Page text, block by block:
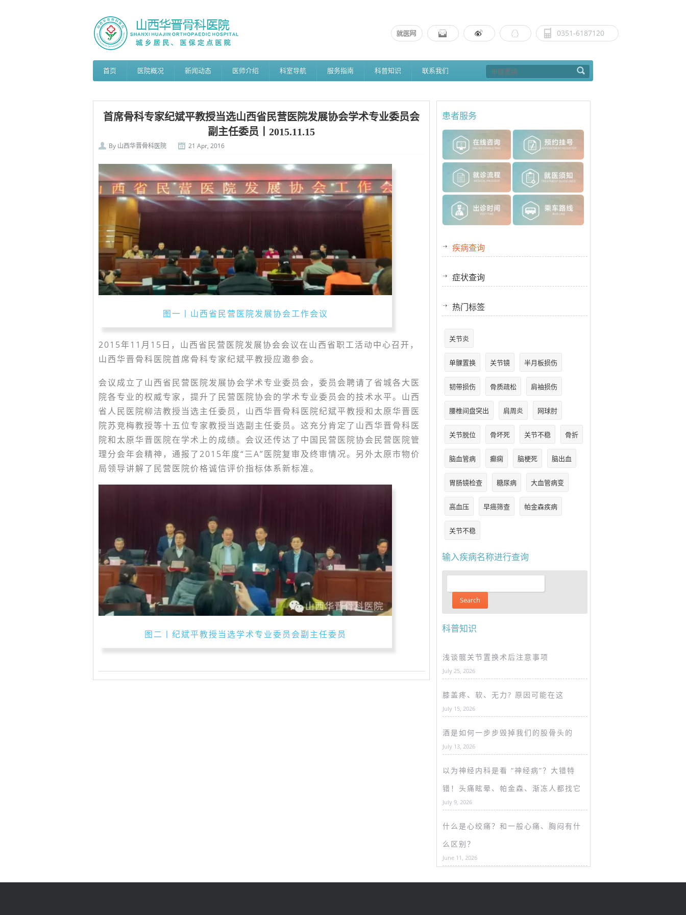
0351-6187120
首页 医院概况 新闻动态 医师介绍 科室导航 服务指南 科普知识 联系我们
首席骨科专家纪斌平教授当选山西省民营医院发展协会学术专业委员会
副主任委员丨2015.11.15
By 山西华晋骨科医院 21 Apr, 2016
图一丨山西省民营医院发展协会工作会议
2015年11月15日，山西省民营医院发展协会会议在山西省职工活动中心召开，
山西华晋骨科医院首席骨科专家纪斌平教授应邀参会。
会议成立了山西省民营医院发展协会学术专业委员会，委员会聘请了省城各大医
院各专业的权威专家，提升了民营医院协会的学术专业委员会的技术水平。山西
省人民医院柳洁教授当选主任委员，山西华晋骨科医院纪斌平教授和太原华晋医
院苏竞梅教授等十五位专家教授当选副主任委员。这充分肯定了山西华晋骨科医
院和太原华晋医院在学术上的成绩。会议还传达了中国民营医院协会民营医院管
理分会年会精神，通报了2015年度“三A”医院复审及终审情况。另外太原市物价
局领导讲解了民营医院价格诚信评价指标体系新标准。
图二丨纪斌平教授当选学术专业委员会副主任委员
患者服务
疾病查询
症状查询
热门标签
关节炎
单髁置换 关节镜 半月板损伤
韧带损伤 骨质疏松 肩袖损伤
腰椎间盘突出 肩周炎 网球肘
关节脱位 骨坏死 关节不稳 骨折
脑血管病 癫痫 脑梗死 脑出血
胃肠镜检查 糖尿病 大血管病变
高血压 早癌筛查 帕金森疾病
关节不稳
输入疾病名称进行查询
科普知识
浅谈髋关节置换术后注意事项
July 25, 2026
膝盖疼、软、无力? 原因可能在这
July 15, 2026
酒是如何一步步毁掉我们的股骨头的
July 13, 2026
以为神经内科是看 “神经病”？大错特
错！头痛眩晕、帕金森、渐冻人都找它
July 9, 2026
什么是心绞痛？和一般心痛、胸闷有什
么区别？
June 11, 2026